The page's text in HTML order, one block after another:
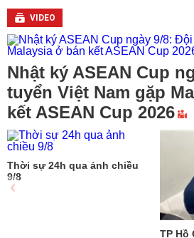
VIDEO
Nhật ký ASEAN Cup
tuyển Việt Nam gặp
kết ASEAN Cup 2026
Thời sự 24h qua ảnh chiều
9/8
TP Hồ